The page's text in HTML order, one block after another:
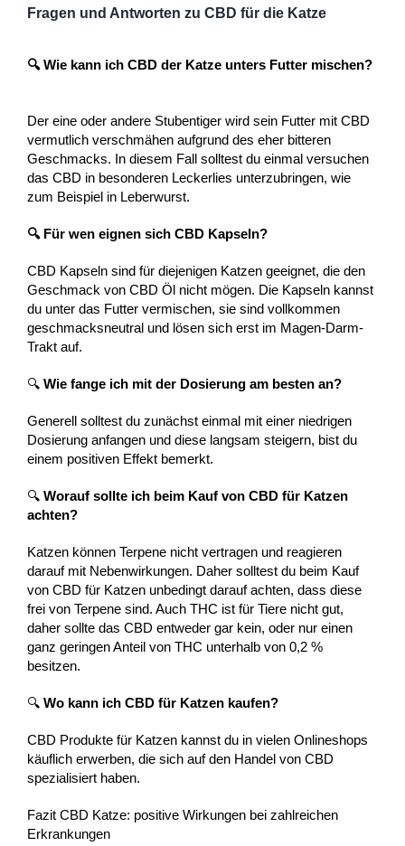
Fragen und Antworten zu CBD für die Katze
🔍 Wie kann ich CBD der Katze unters Futter mischen?
Der eine oder andere Stubentiger wird sein Futter mit CBD
vermutlich verschmähen aufgrund des eher bitteren
Geschmacks. In diesem Fall solltest du einmal versuchen
das CBD in besonderen Leckerlies unterzubringen, wie
zum Beispiel in Leberwurst.
🔍 Für wen eignen sich CBD Kapseln?
CBD Kapseln sind für diejenigen Katzen geeignet, die den
Geschmack von CBD Öl nicht mögen. Die Kapseln kannst
du unter das Futter vermischen, sie sind vollkommen
geschmacksneutral und lösen sich erst im Magen-Darm-
Trakt auf.
🔍 Wie fange ich mit der Dosierung am besten an?
Generell solltest du zunächst einmal mit einer niedrigen
Dosierung anfangen und diese langsam steigern, bist du
einem positiven Effekt bemerkt.
🔍 Worauf sollte ich beim Kauf von CBD für Katzen
achten?
Katzen können Terpene nicht vertragen und reagieren
darauf mit Nebenwirkungen. Daher solltest du beim Kauf
von CBD für Katzen unbedingt darauf achten, dass diese
frei von Terpene sind. Auch THC ist für Tiere nicht gut,
daher sollte das CBD entweder gar kein, oder nur einen
ganz geringen Anteil von THC unterhalb von 0,2 %
besitzen.
🔍 Wo kann ich CBD für Katzen kaufen?
CBD Produkte für Katzen kannst du in vielen Onlineshops
käuflich erwerben, die sich auf den Handel von CBD
spezialisiert haben.
Fazit CBD Katze: positive Wirkungen bei zahlreichen
Erkrankungen